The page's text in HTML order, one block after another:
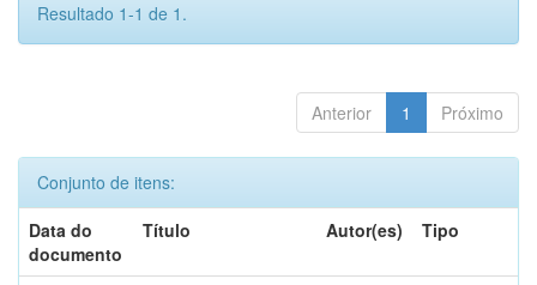
Resultado 1-1 de 1.
Anterior 1 Próximo
Conjunto de itens:
Data do
documento
Título Autor(es) Tipo